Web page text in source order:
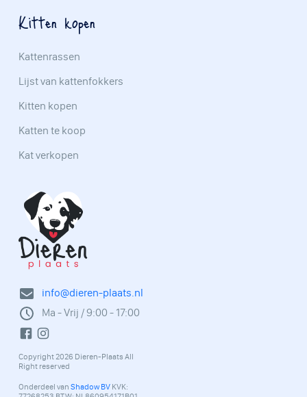
info@dieren-plaats.nl
Ma - Vrij / 9:00 - 17:00
Copyright 2026 Dieren-Plaats All
Right reserved
Onderdeel van Shadow BV KVK:
Kitten kopen
Kattenrassen
Lijst van kattenfokkers
Kitten kopen
Katten te koop
Kat verkopen